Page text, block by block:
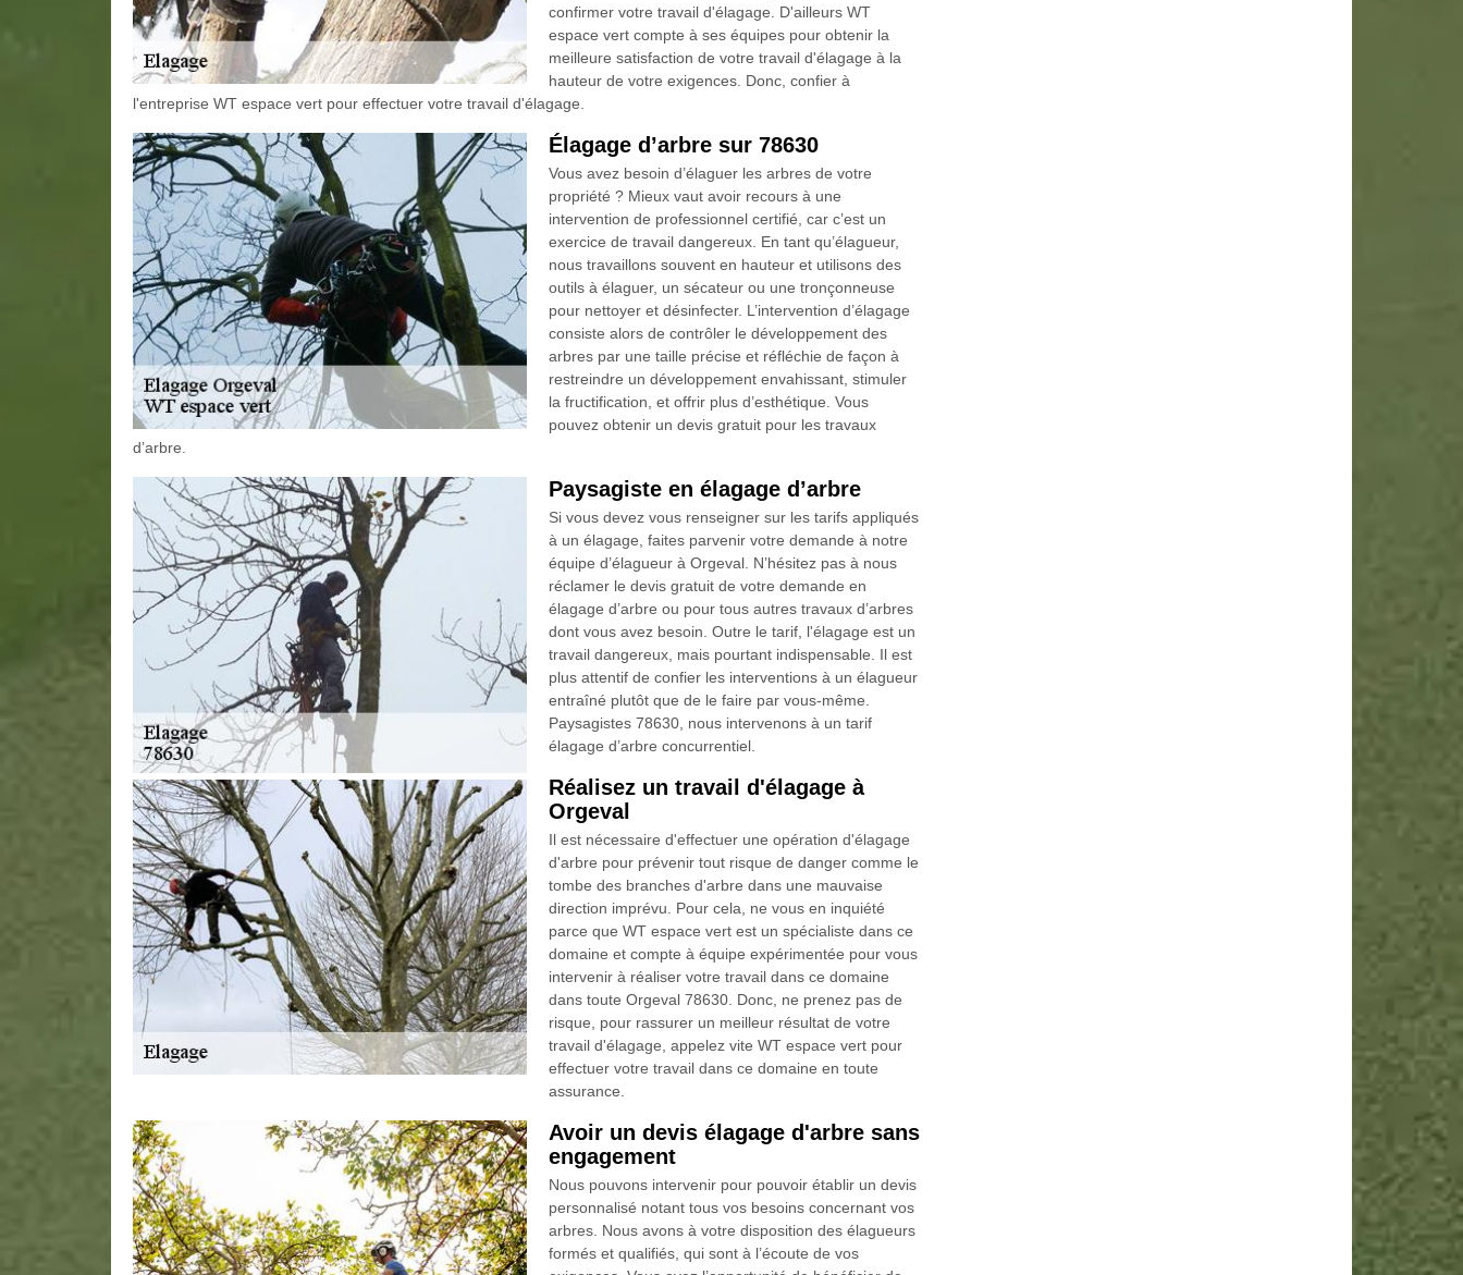
confirmer votre travail d'élagage. D'ailleurs WT
espace vert compte à ses équipes pour obtenir la
meilleure satisfaction de votre travail d'élagage à la
hauteur de votre exigences. Donc, confier à
l'entreprise WT espace vert pour effectuer votre travail d'élagage.
Élagage d’arbre sur 78630
Vous avez besoin d’élaguer les arbres de votre
propriété ? Mieux vaut avoir recours à une
intervention de professionnel certifié, car c’est un
exercice de travail dangereux. En tant qu’élagueur,
nous travaillons souvent en hauteur et utilisons des
outils à élaguer, un sécateur ou une tronçonneuse
pour nettoyer et désinfecter. L’intervention d’élagage
consiste alors de contrôler le développement des
arbres par une taille précise et réfléchie de façon à
restreindre un développement envahissant, stimuler
la fructification, et offrir plus d’esthétique. Vous
pouvez obtenir un devis gratuit pour les travaux
d’arbre.
Paysagiste en élagage d’arbre
Si vous devez vous renseigner sur les tarifs appliqués
à un élagage, faites parvenir votre demande à notre
équipe d’élagueur à Orgeval. N’hésitez pas à nous
réclamer le devis gratuit de votre demande en
élagage d’arbre ou pour tous autres travaux d’arbres
dont vous avez besoin. Outre le tarif, l'élagage est un
travail dangereux, mais pourtant indispensable. Il est
plus attentif de confier les interventions à un élagueur
entraîné plutôt que de le faire par vous-même.
Paysagistes 78630, nous intervenons à un tarif
élagage d’arbre concurrentiel.
Réalisez un travail d'élagage à
Orgeval
Il est nécessaire d'effectuer une opération d'élagage
d'arbre pour prévenir tout risque de danger comme le
tombe des branches d'arbre dans une mauvaise
direction imprévu. Pour cela, ne vous en inquiété
parce que WT espace vert est un spécialiste dans ce
domaine et compte à équipe expérimentée pour vous
intervenir à réaliser votre travail dans ce domaine
dans toute Orgeval 78630. Donc, ne prenez pas de
risque, pour rassurer un meilleur résultat de votre
travail d'élagage, appelez vite WT espace vert pour
effectuer votre travail dans ce domaine en toute
assurance.
Avoir un devis élagage d'arbre sans
engagement
Nous pouvons intervenir pour pouvoir établir un devis
personnalisé notant tous vos besoins concernant vos
arbres. Nous avons à votre disposition des élagueurs
formés et qualifiés, qui sont à l’écoute de vos